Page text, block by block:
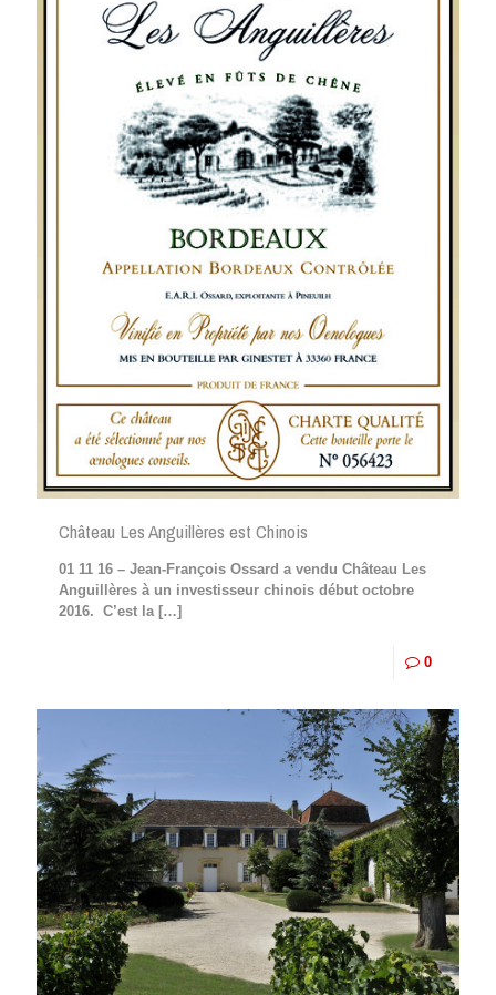
Château Les Anguillères est Chinois
01 11 16 – Jean-François Ossard a vendu Château Les
Anguillères à un investisseur chinois début octobre
2016. C’est la[…]
0